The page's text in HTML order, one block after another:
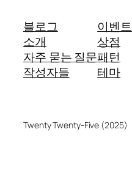
블로그
소개
자주 묻는 질문
작성자들
이벤트
상점
패턴
테마
Twenty Twenty-Five (2025)